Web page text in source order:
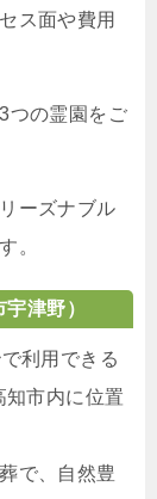
ス面や費用
つの霊園をご
ーズナブル
。
津野）
で利用できる
市内に位置
で、自然豊